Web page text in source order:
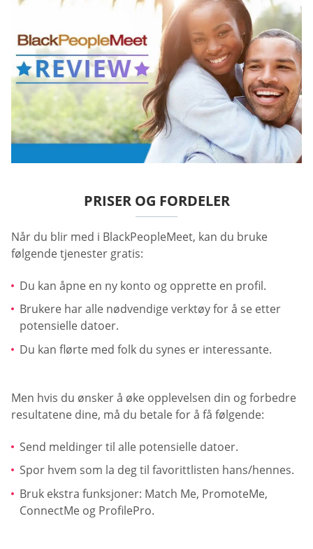
PRISER OG FORDELER
Når du blir med i BlackPeopleMeet, kan du bruke
følgende tjenester gratis:
Du kan åpne en ny konto og opprette en profil.
Brukere har alle nødvendige verktøy for å se etter
potensielle datoer.
Du kan flørte med folk du synes er interessante.
Men hvis du ønsker å øke opplevelsen din og forbedre
resultatene dine, må du betale for å få følgende:
Send meldinger til alle potensielle datoer.
Spor hvem som la deg til favorittlisten hans/hennes.
Bruk ekstra funksjoner: Match Me, PromoteMe,
ConnectMe og ProfilePro.